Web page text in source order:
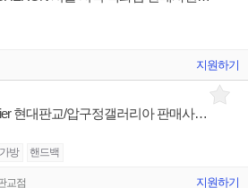
지원하기
[까르띠에]명품 주얼리 Cartier 현대판교/압구정갤러리아 판매사원 채용(리치몬트)
가방 핸드백
교점 지원하기